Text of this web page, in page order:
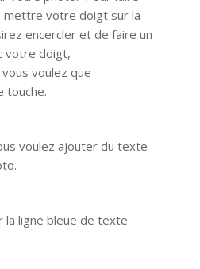
mettre votre doigt sur la
encercler et de faire un
votre doigt,
voulez que
touche.
voulez ajouter du texte
la ligne bleue de texte.